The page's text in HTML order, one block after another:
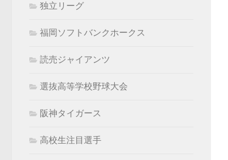
独立リーグ
福岡ソフトバンクホークス
読売ジャイアンツ
選抜高等学校野球大会
阪神タイガース
高校生注目選手